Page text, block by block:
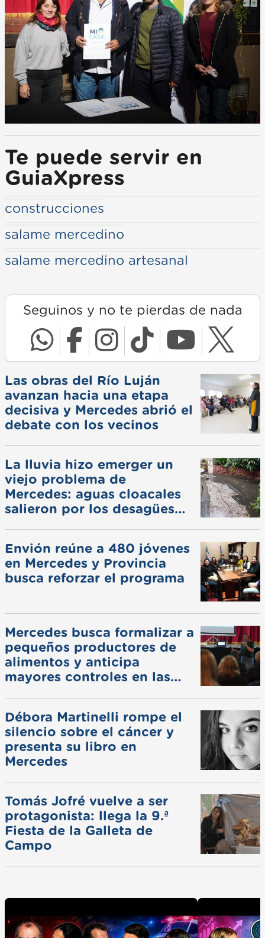
Te puede servir en
GuiaXpress
construcciones
salame mercedino
salame mercedino artesanal
Seguinos y no te pierdas de nada
Las obras del Río Luján
avanzan hacia una etapa
decisiva y Mercedes abrió el
debate con los vecinos
La lluvia hizo emerger un
viejo problema de
Mercedes: aguas cloacales
salieron por los desagües
Envión reúne a 480 jóvenes
en Mercedes y Provincia
busca reforzar el programa
Mercedes busca formalizar a
pequeños productores de
alimentos y anticipa
mayores controles en las
Débora Martinelli rompe el
silencio sobre el cáncer y
presenta su libro en
Mercedes
Tomás Jofré vuelve a ser
protagonista: llega la 9.ª
Fiesta de la Galleta de
Campo